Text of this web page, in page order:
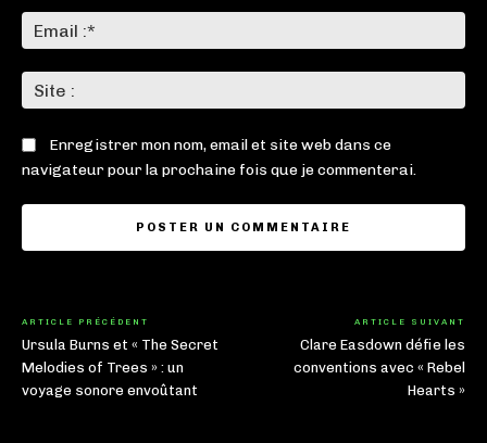
:*
:
Enregistrer mon nom, email et site web dans ce
navigateur pour la prochaine fois que je commenterai.
ARTICLE PRÉCÉDENT
Ursula Burns et « The Secret
Melodies of Trees » : un
voyage sonore envoûtant
ARTICLE SUIVANT
Clare Easdown défie les
conventions avec « Rebel
Hearts »